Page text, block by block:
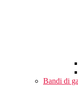
Bandi di